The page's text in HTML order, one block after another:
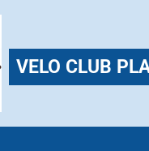
VELO CLUB